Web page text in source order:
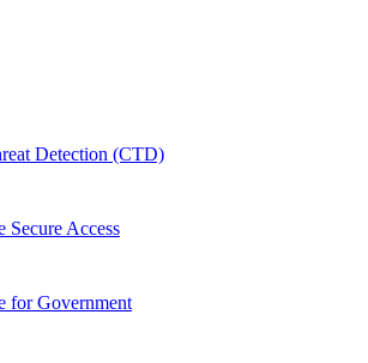
Detection (CTD)
Secure Access
for Government